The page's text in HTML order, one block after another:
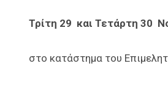
Τρίτη 29 και Τετάρτη 30
στο κατάστημα του